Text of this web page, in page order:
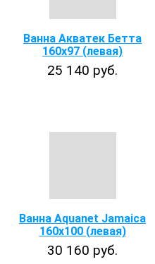
Ванна Акватек Бетта
160х97 (левая)
25 140 руб.
Ванна Aquanet Jamaica
160x100 (левая)
30 160 руб.